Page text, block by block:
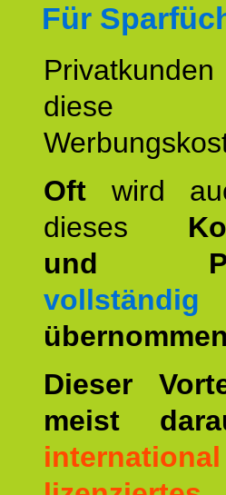
Für
diese
Oft wird
dieses
und
vollständig
Dieser
meist